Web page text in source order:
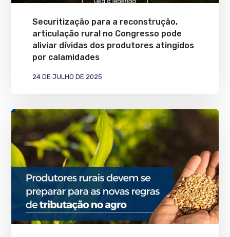
Securitização para a reconstrução,
articulação rural no Congresso pode
aliviar dívidas dos produtores atingidos
por calamidades
24 DE JULHO DE 2025